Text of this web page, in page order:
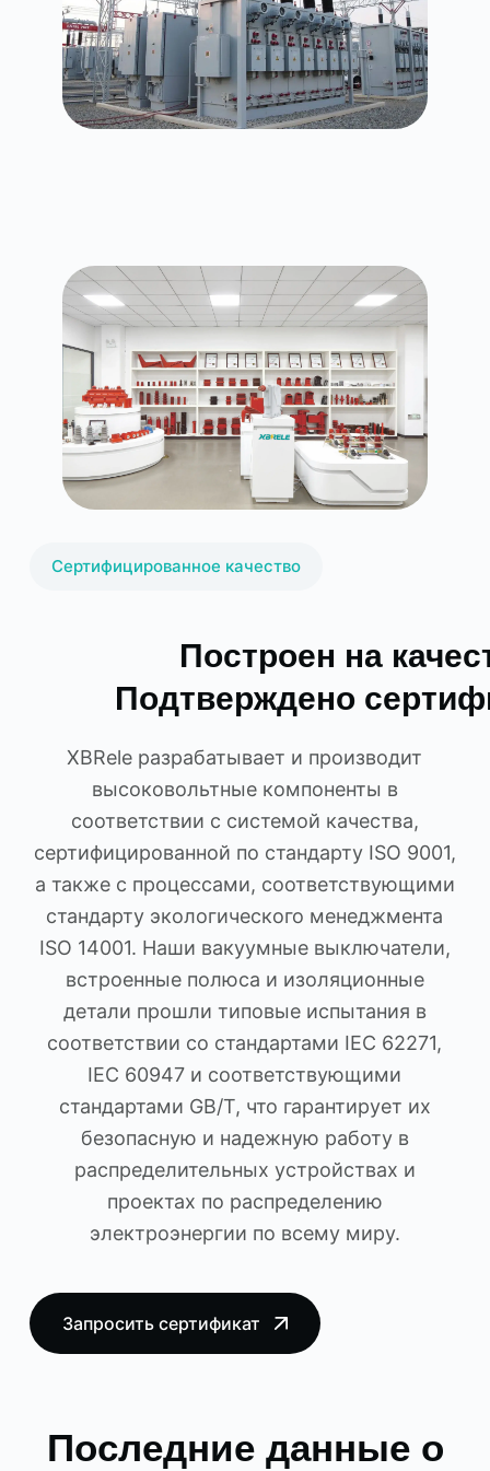
Сертифицированное качество
Построен на
Подтверждено
XBRele разрабатывает и производит
высоковольтные компоненты в
соответствии с системой качества,
сертифицированной по стандарту ISO 9001,
а также с процессами, соответствующими
стандарту экологического менеджмента
ISO 14001. Наши вакуумные выключатели,
встроенные полюса и изоляционные
детали прошли типовые испытания в
соответствии со стандартами IEC 62271,
IEC 60947 и соответствующими
стандартами GB/T, что гарантирует их
безопасную и надежную работу в
распределительных устройствах и
проектах по распределению
электроэнергии по всему миру.
Запросить сертификат
Последние данные о